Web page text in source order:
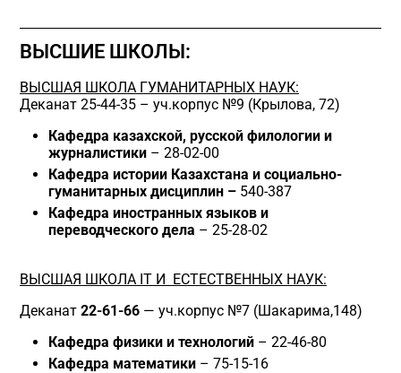
ВЫСШИЕ ШКОЛЫ:
ВЫСШАЯ ШКОЛА ГУМАНИТАРНЫХ НАУК:
Деканат 25-44-35 – уч.корпус №9 (Крылова, 72)
Кафедра казахской, русской филологии и
журналистики – 28-02-00
Кафедра истории Казахстана и социально-
гуманитарных дисциплин – 540-387
Кафедра иностранных языков и
переводческого дела – 25-28-02
ВЫСШАЯ ШКОЛА IT И ЕСТЕСТВЕННЫХ НАУК:
Деканат 22-61-66 — уч.корпус №7 (Шакарима,148)
Кафедра физики и технологий – 22-46-80
Кафедра математики – 75-15-16